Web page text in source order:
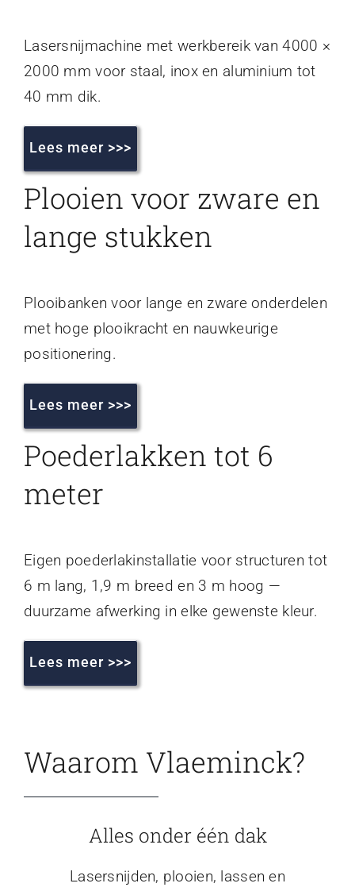
Lasersnijmachine met werkbereik van 4000 ×
2000 mm voor staal, inox en aluminium tot
40 mm dik.
Lees meer >>>
Plooien voor zware en
lange stukken
Plooibanken voor lange en zware onderdelen
met hoge plooikracht en nauwkeurige
positionering.
Lees meer >>>
Poederlakken tot 6
meter
Eigen poederlakinstallatie voor structuren tot
6 m lang, 1,9 m breed en 3 m hoog —
duurzame afwerking in elke gewenste kleur.
Lees meer >>>
Waarom Vlaeminck?
Alles onder één dak
Lasersnijden, plooien, lassen en